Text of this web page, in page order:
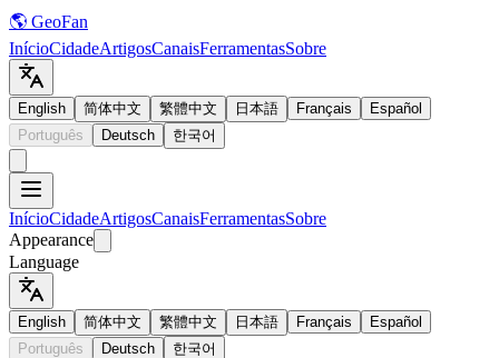
🌎 GeoFan
InícioCidadeArtigosCanaisFerramentasSobre
English 简体中文 繁體中文 日本語 Français
Español
Português
Deutsch 한국어
InícioCidadeArtigosCanaisFerramentasSobre
Appearance
Language
English 简体中文 繁體中文 日本語 Français
Español
Português
Deutsch 한국어